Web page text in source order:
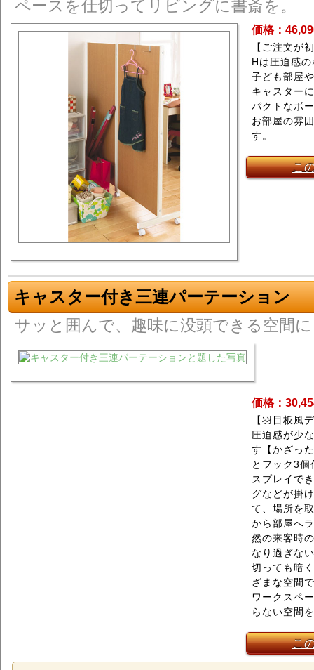
ペースを仕切ってリビングに書斎を。
価格：
【ご注文が
Hは圧迫感
子ども部屋
キャスター
パクトなボ
お部屋の雰
す。
こ
キャスター付き三連パーテーション
サッと囲んで、趣味に没頭できる空間に
価格：
【羽目板風
圧迫感が少
す【かざっ
とフック3
スプレイで
グなどが掛
て、場所を
から部屋へ
然の来客時
なり過ぎな
切っても暗
ざまな空間
ワークスペ
らない空間
こ